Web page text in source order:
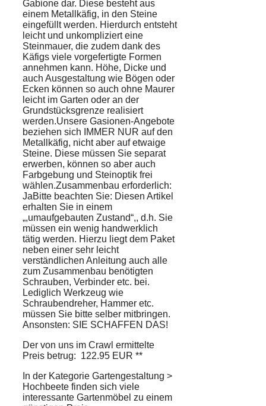
Gabione dar. Diese besteht aus
einem Metallkäfig, in den Steine
eingefüllt werden. Hierdurch entsteht
leicht und unkompliziert eine
Steinmauer, die zudem dank des
Käfigs viele vorgefertigte Formen
annehmen kann. Höhe, Dicke und
auch Ausgestaltung wie Bögen oder
Ecken können so auch ohne Maurer
leicht im Garten oder an der
Grundstücksgrenze realisiert
werden.Unsere Gasionen-Angebote
beziehen sich IMMER NUR auf den
Metallkäfig, nicht aber auf etwaige
Steine. Diese müssen Sie separat
erwerben, können so aber auch
Farbgebung und Steinoptik frei
wählen.Zusammenbau erforderlich:
JaBitte beachten Sie: Diesen Artikel
erhalten Sie in einem
„,umaufgebauten Zustand“,, d.h. Sie
müssen ein wenig handwerklich
tätig werden. Hierzu liegt dem Paket
neben einer sehr leicht
verständlichen Anleitung auch alle
zum Zusammenbau benötigten
Schrauben, Verbinder etc. bei.
Lediglich Werkzeug wie
Schraubendreher, Hammer etc.
müssen Sie bitte selber mitbringen.
Ansonsten: SIE SCHAFFEN DAS!
Der von uns im Crawl ermittelte
Preis betrug: 122.95 EUR **
In der Kategorie Gartengestaltung >
Hochbeete finden sich viele
interessante Gartenmöbel zu einem